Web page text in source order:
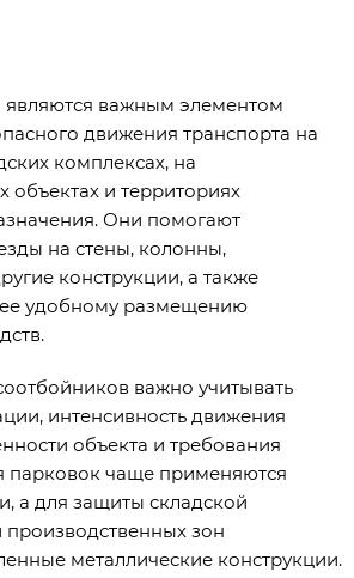
являются важным элементом
движения транспорта на
комплексах, на
объектах и территориях
Они помогают
на стены, колонны,
конструкции, а также
удобному размещению
важно учитывать
интенсивность движения
объекта и требования
парковок чаще применяются
а для защиты складской
производственных зон
металлические конструкции.